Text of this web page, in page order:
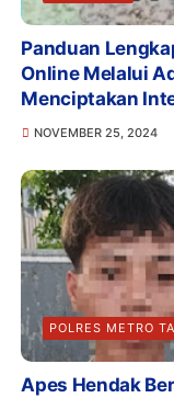
Panduan
Online Melalui
Menciptakan
NOVEMBER 25, 2024
POLRES METRO
Apes Hendak